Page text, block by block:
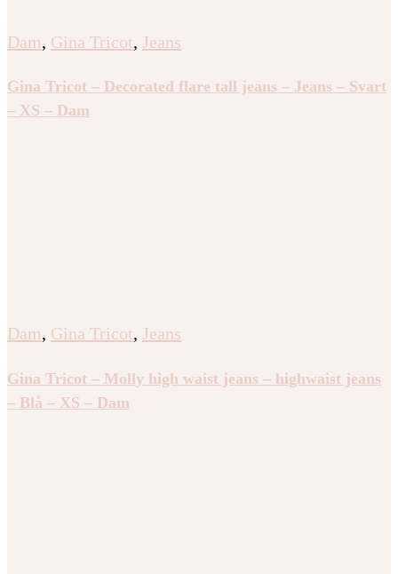
Dam, Gina Tricot, Jeans
Gina Tricot – Decorated flare tall jeans – Jeans – Svart
– XS – Dam
Dam, Gina Tricot, Jeans
Gina Tricot – Molly high waist jeans – highwaist jeans
– Blå – XS – Dam